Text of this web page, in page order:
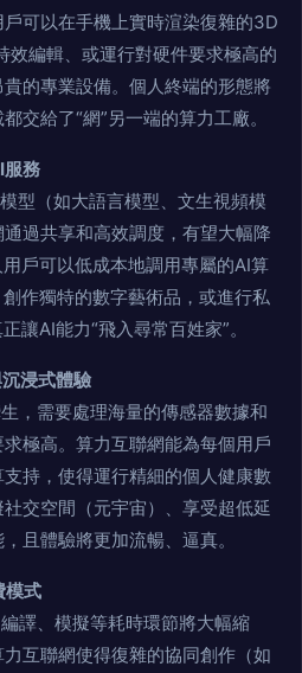
可以在手機上實時渲染復雜的3D
效編輯、或運行對硬件要求極高的
的專業設備。個人終端的形態將
交給了“網”另一端的算力工廠。
服務
型（如大語言模型、文生視頻模
過共享和高效調度，有望大幅降
戶可以低成本地調用專屬的AI算
作獨特的數字藝術品，或進行私
讓AI能力“飛入尋常百姓家”。
浸式體驗
，需要處理海量的傳感器數據和
極高。算力互聯網能為每個用戶
持，使得運行精細的個人健康數
交空間（元宇宙）、享受超低延
且體驗將更加流暢、逼真。
模式
譯、模擬等耗時環節將大幅縮
互聯網使得復雜的協同創作（如